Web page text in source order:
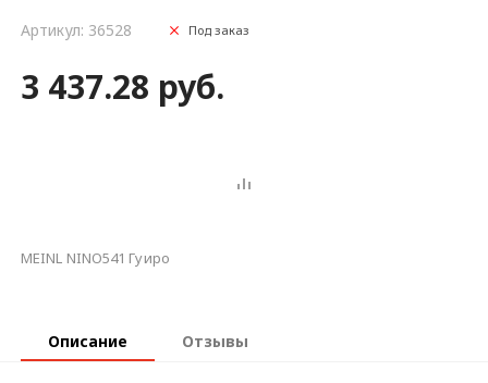
Артикул: 36528 Под заказ
3 437.28 руб.
MEINL NINO541 Гуиро
Описание Отзывы